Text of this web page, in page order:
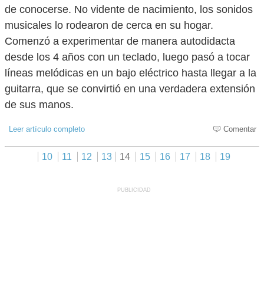
de conocerse. No vidente de nacimiento, los sonidos
musicales lo rodearon de cerca en su hogar.
Comenzó a experimentar de manera autodidacta
desde los 4 años con un teclado, luego pasó a tocar
líneas melódicas en un bajo eléctrico hasta llegar a la
guitarra, que se convirtió en una verdadera extensión
de sus manos.
Leer artículo completo Comentar
10 11 12 13 14 15 16 17 18 19
PUBLICIDAD